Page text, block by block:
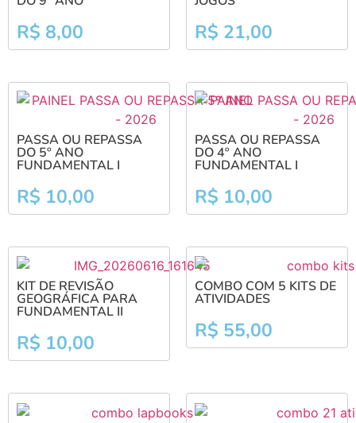
R$ 8,00 R$ 21,00
PASSA OU REPASSA
DO 5º ANO
FUNDAMENTAL I
R$ 10,00
PASSA OU REPASSA
DO 4º ANO
FUNDAMENTAL I
R$ 10,00
KIT DE REVISÃO
GEOGRÁFICA PARA
FUNDAMENTAL II
R$ 10,00
COMBO COM 5 KITS DE
ATIVIDADES
R$ 55,00